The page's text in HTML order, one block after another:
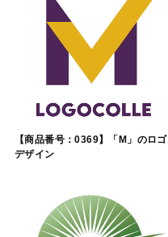
【商品番号：0369】「M」のロゴ
デザイン